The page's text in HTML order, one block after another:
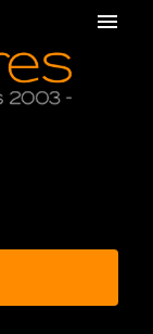
menu